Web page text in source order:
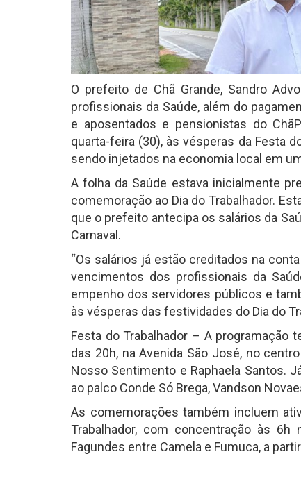
O prefeito de Chã Grande, Sandro
profissionais da Saúde, além do
e aposentados e pensionistas do
quarta-feira (30), às vésperas da Festa
sendo injetados na economia local em
A folha da Saúde estava inicialmente
comemoração ao Dia do Trabalhador.
que o prefeito antecipa os salários da
Carnaval.
“Os salários já estão creditados na
vencimentos dos profissionais da
empenho dos servidores públicos e
às vésperas das festividades do Dia do
Festa do Trabalhador – A
das 20h, na Avenida São José, no
Nosso Sentimento e Raphaela Santos.
ao palco Conde Só Brega, Vandson
As comemorações também incluem
Trabalhador, com concentração às
Fagundes entre Camela e Fumuca, a